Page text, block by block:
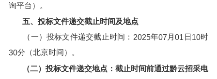
询平台）。
五、投标文件递交截止时间及地点
（一）投标文件递交截止时间： 2025年07 月01 日 10时
30分（北京时间）。
（二）投标文件递交地点：截止时间前通过黔云招采电